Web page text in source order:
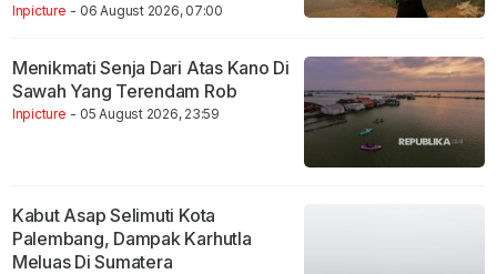
Inpicture - 06 August 2026, 07:00
Menikmati Senja Dari Atas Kano Di
Sawah Yang Terendam Rob
Inpicture - 05 August 2026, 23:59
Kabut Asap Selimuti Kota
Palembang, Dampak Karhutla
Meluas Di Sumatera